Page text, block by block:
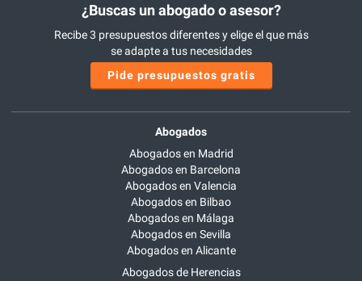
¿Buscas un abogado o asesor?
Recibe 3 presupuestos diferentes y elige el que más
se adapte a tus necesidades
Pide presupuestos gratis
Abogados
Abogados en Madrid
Abogados en Barcelona
Abogados en Valencia
Abogados en Bilbao
Abogados en Málaga
Abogados en Sevilla
Abogados en Alicante
Abogados de Herencias